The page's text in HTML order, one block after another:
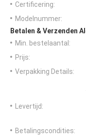
Certificering:
Modelnummer:
Betalen & Verzenden
Min. bestelaantal:
Prijs:
Verpakking Details:
Levertijd:
Betalingscondities: